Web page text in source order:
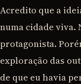
Acredito que a
numa cidade viva.
protagonista.
exploração das
de que eu havia